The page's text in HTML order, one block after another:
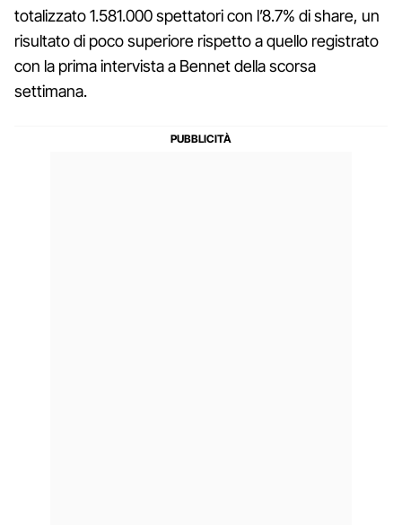
totalizzato 1.581.000 spettatori con l’8.7% di share, un
risultato di poco superiore rispetto a quello registrato
con la prima intervista a Bennet della scorsa
settimana.